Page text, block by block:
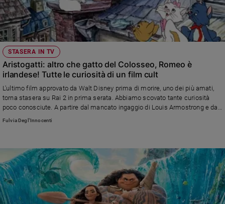
del
giorno
Santo
del
giorno
Società
valori
Ambiente
Diritti
Aziende
di
valore
Caso
STASERA IN TV
Aristogatti: altro che gatto del Colosseo, Romeo è
irlandese! Tutte le curiosità di un film cult
L'ultimo film approvato da Walt Disney prima di morire, uno dei più amati,
torna stasera su Rai 2 in prima serata. Abbiamo scovato tante curiosità
poco conosciute. A partire dal mancato ingaggio di Louis Armostrong e da
quel gioco di parole tra cat e jazz. Un film che è una delizia per tutti gli
Fulvia Degl'Innocenti